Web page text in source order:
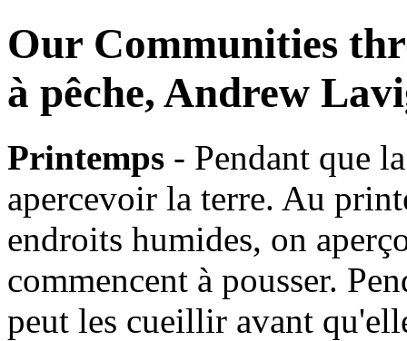
Our Communities
à pêche, Andrew
Printemps - Pendant que
apercevoir la terre. Au
endroits humides, on
commencent à pousser.
peut les cueillir avant